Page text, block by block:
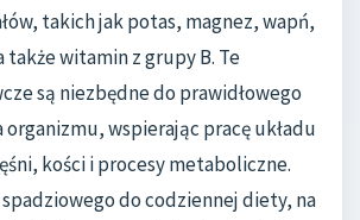
takich jak potas, magnez, wapń,
także witamin z grupy B. Te
są niezbędne do prawidłowego
wspierając pracę układu
kości i procesy metaboliczne.
do codziennej diety, na